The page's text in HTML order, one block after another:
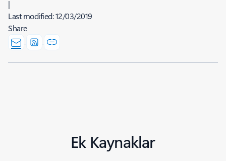
|
Last modified:12/03/2019
Share
Ek Kaynaklar